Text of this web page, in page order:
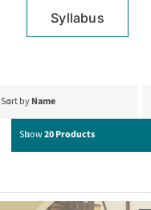
Syllabus
Sort byName
Show20 Products